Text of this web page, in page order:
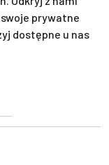
prywatne
dostępne u nas